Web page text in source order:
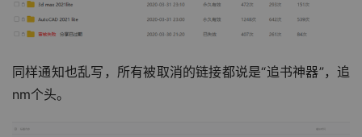
同样通知也乱写，所有被取消的链接都说是“追书神器”，追
nm个头。